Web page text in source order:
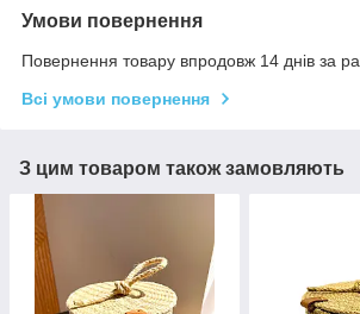
Умови повернення
Повернення товару впродовж 14 днів за
Всі умови повернення
З цим товаром також замовляють